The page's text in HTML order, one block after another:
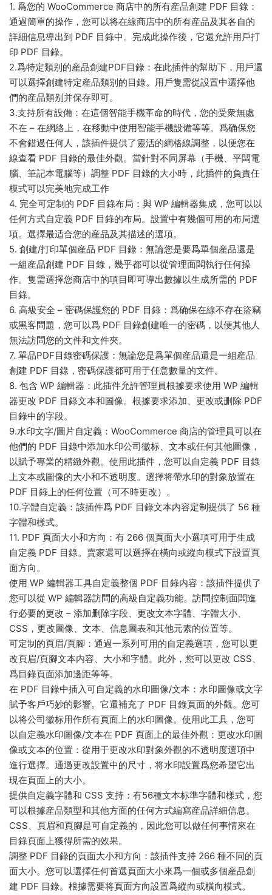
1. 爲您的 WooCommerce 商店中的所有産品創建 PDF 目錄：
通過簡單的操作，您可以将在線商店中的所有産品及其各自的
詳細信息導出到 PDF 目錄中。完成此操作後，它還允許用戶打
印 PDF 目錄。
2.爲特定類别的産品創建PDF目錄：在此插件的幫助下，用戶還
可以選擇創建特定産品類别的目錄。用戶隻需從設置中選擇他
們的産品類别并保存即可。
3.支持所有設備：在這個智能手機革命的時代，您的受衆無處
不在 – 在網絡上，在移動中使用智能手機設備等等。爲确保您
不會錯過任何人，該插件提供了靈活的網格線調整，以便您在
線查看 PDF 目錄的最佳外觀。當針對不同屏幕（手機、平闆電
腦、筆記本電腦等）調整 PDF 目錄的大小時，此插件的負責任
模式可以完美地完成工作
4. 完全可定制的 PDF 目錄布局：與 WP 編輯器集成，您可以以
任何方式自定義 PDF 目錄的布局。設置中有幾個可用的布局選
項。選擇最适合您的産品及其描述的選項。
5. 創建/打印單個産品 PDF 目錄：無論您是要爲單個産品還是
一組産品創建 PDF 目錄，幾乎都可以從管理面闆執行任何操
作。隻需選擇您商店中的項目即可導出數據以生成所需的 PDF
目錄。
6. 高級安全 – 密碼保護您的 PDF 目錄：爲确保在線不存在盜竊
或黑客問題，您可以爲 PDF 目錄創建唯一的密碼，以便其他人
無法訪問您的文件和文件夾。
7. 單品PDF目錄密碼保護：無論您是爲單個産品還是一組産品
創建 PDF 目錄，密碼保護都可用于任意數量的文件。
8. 包含 WP 編輯器：此插件允許管理員根據要求使用 WP 編輯
器更改 PDF 目錄文本和圖像。根據要求添加、更改或删除 PDF
目錄中的字段。
9.水印文字/圖片自定義：WooCommerce 商店的管理員可以在
他們的 PDF 目錄中添加水印公司徽标、文本或任何其他圖像，
以賦予專業的精緻外觀。使用此插件，您可以自定義 PDF 目錄
上文本或圖像的大小和不透明度。選擇将帶水印的對象放置在
PDF 目錄上的任何位置（可不時更改）。
10.字體自定義：該插件爲 PDF 目錄文本内容定制提供了 56 種
字體和樣式。
11. PDF 頁面大小和方向：有 266 個頁面大小選項可用于生成
自定義 PDF 目錄。賣家還可以選擇在橫向或縱向模式下設置頁
面方向。
使用 WP 編輯器工具自定義整個 PDF 目錄内容：該插件提供了
您可以從 WP 編輯器訪問的高級自定義功能。訪問控制面闆進
行必要的更改 – 添加删除字段、更改文本字體、字體大小、
CSS，更改圖像、文本、信息圖表和其他元素的位置等。
可定制的頁眉/頁腳：通過一系列可用的自定義選項，您可以更
改頁眉/頁腳文本内容、大小和字體。此外，您可以更改 CSS、
爲目錄頁面添加邊距等等。
在 PDF 目錄中插入可自定義的水印圖像/文本：水印圖像或文字
賦予客戶巧妙的影響。它還補充了 PDF 目錄頁面的外觀。您可
以将公司徽标用作所有頁面上的水印圖像。使用此工具，您可
以自定義水印圖像/文本在 PDF 頁面上的最佳外觀：更改水印圖
像或文本的位置：從用于更改水印對象外觀的不透明度選項中
進行選擇。通過更改設置中的尺寸，将水印設置爲您希望它出
現在頁面上的大小。
提供自定義字體和 CSS 支持：有56種文本标準字體和樣式，您
可以根據産品類型和其他方面的任何方式編寫産品詳細信息。
CSS、頁眉和頁腳是可自定義的，因此您可以做任何事情來在
目錄頁面上獲得所需的效果。
調整 PDF 目錄的頁面大小和方向：該插件支持 266 種不同的頁
面大小。您可以選擇任何首選頁面大小來爲一個或多個産品創
建 PDF 目錄。根據需要将頁面方向設置爲縱向或橫向模式。